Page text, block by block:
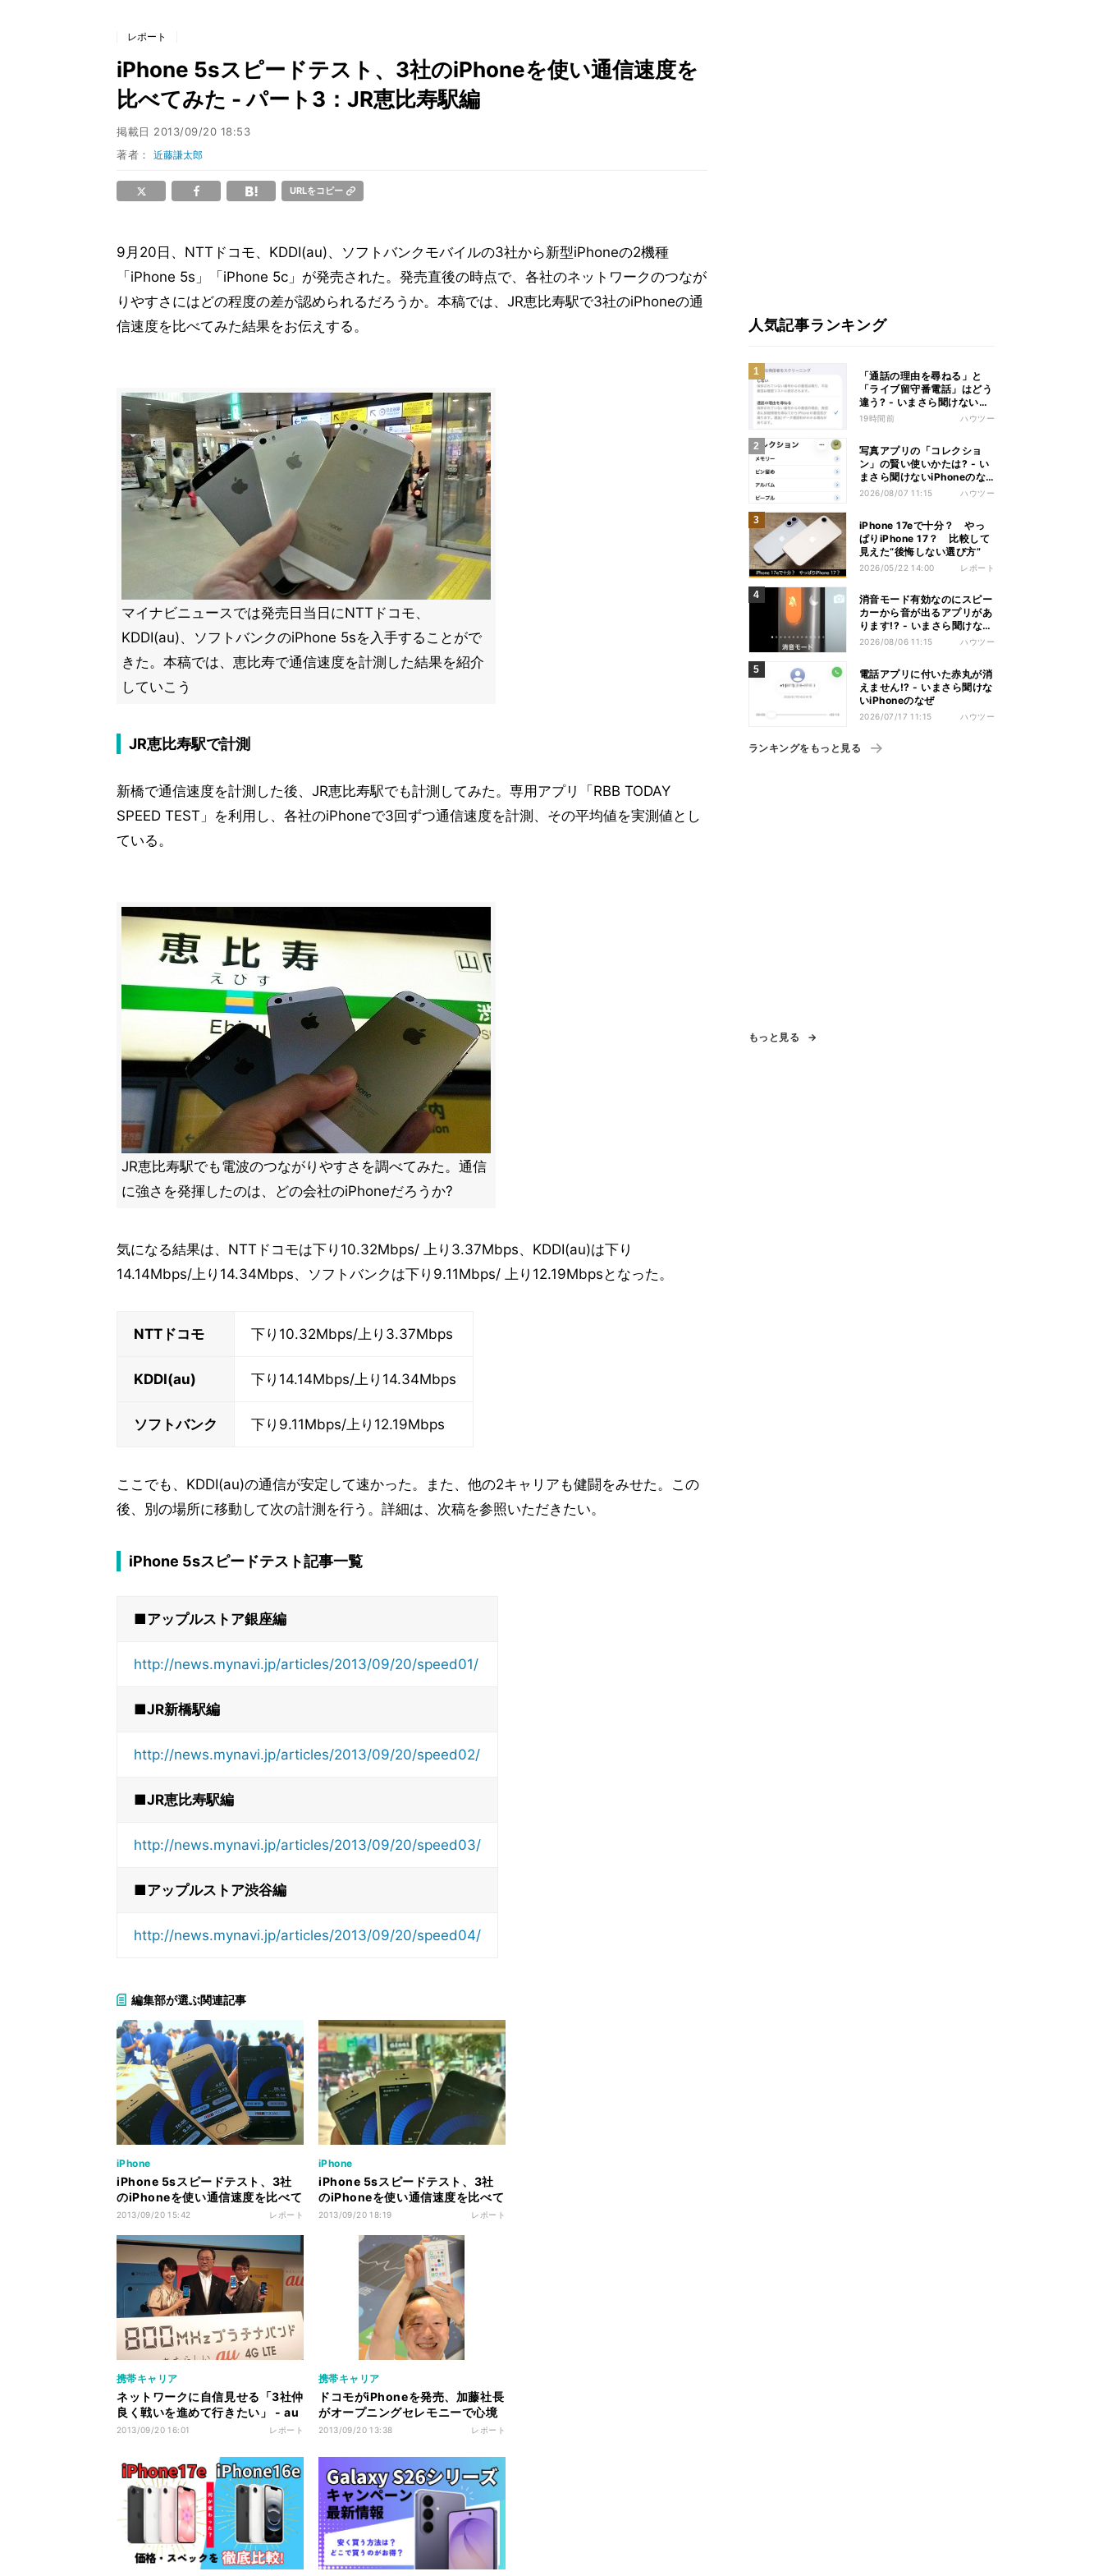
レポート
iPhone 5sスピードテスト、3社のiPhoneを使い通信速度を
比べてみた - パート3：JR恵比寿駅編
掲載日 2013/09/20 18:53
著者：近藤謙太郎
URLをコピー
9月20日、NTTドコモ、KDDI(au)、ソフトバンクモバイルの3社から新型iPhoneの2機種
「iPhone 5s」「iPhone 5c」が発売された。発売直後の時点で、各社のネットワークのつなが
りやすさにはどの程度の差が認められるだろうか。本稿では、JR恵比寿駅で3社のiPhoneの通
信速度を比べてみた結果をお伝えする。
マイナビニュースでは発売日当日にNTTドコモ、
KDDI(au)、ソフトバンクのiPhone 5sを入手することがで
きた。本稿では、恵比寿で通信速度を計測した結果を紹介
していこう
JR恵比寿駅で計測
新橋で通信速度を計測した後、JR恵比寿駅でも計測してみた。専用アプリ「RBB TODAY
SPEED TEST」を利用し、各社のiPhoneで3回ずつ通信速度を計測、その平均値を実測値とし
ている。
JR恵比寿駅でも電波のつながりやすさを調べてみた。通信
に強さを発揮したのは、どの会社のiPhoneだろうか?
気になる結果は、NTTドコモは下り10.32Mbps/ 上り3.37Mbps、KDDI(au)は下り
14.14Mbps/上り14.34Mbps、ソフトバンクは下り9.11Mbps/ 上り12.19Mbpsとなった。
NTTドコモ 下り10.32Mbps/上り3.37Mbps
KDDI(au) 下り14.14Mbps/上り14.34Mbps
ソフトバンク 下り9.11Mbps/上り12.19Mbps
ここでも、KDDI(au)の通信が安定して速かった。また、他の2キャリアも健闘をみせた。この
後、別の場所に移動して次の計測を行う。詳細は、次稿を参照いただきたい。
iPhone 5sスピードテスト記事一覧
■アップルストア銀座編
http://news.mynavi.jp/articles/2013/09/20/speed01/
■JR新橋駅編
http://news.mynavi.jp/articles/2013/09/20/speed02/
■JR恵比寿駅編
http://news.mynavi.jp/articles/2013/09/20/speed03/
■アップルストア渋谷編
http://news.mynavi.jp/articles/2013/09/20/speed04/
編集部が選ぶ関連記事
iPhone
iPhone 5sスピードテスト、3社
のiPhoneを使い通信速度を比べて
みた - パート1：アップルストア銀
2013/09/20 15:42 レポート
iPhone
iPhone 5sスピードテスト、3社
のiPhoneを使い通信速度を比べて
みた - パート2：JR新橋駅編
2013/09/20 18:19 レポート
携帯キャリア
ネットワークに自信見せる「3社仲
良く戦いを進めて行きたい」 - au
iPhone発売イベント
2013/09/20 16:01 レポート
携帯キャリア
ドコモがiPhoneを発売、加藤社長
がオープニングセレモニーで心境
を語る
2013/09/20 13:38 レポート
人気記事ランキング
「通話の理由を尋ねる」と
「ライブ留守番電話」はどう
違う? - いまさら聞けない
iPhoneのなぜ
19時間前 ハウツー
写真アプリの「コレクショ
ン」の賢い使いかたは? - い
まさら聞けないiPhoneのな
ぜ
2026/08/07 11:15 ハウツー
iPhone 17eで十分？ やっ
ぱりiPhone 17？ 比較して
見えた“後悔しない選び方”
2026/05/22 14:00 レポート
消音モード有効なのにスピー
カーから音が出るアプリがあ
ります!? - いまさら聞けない
iPhoneのなぜ
2026/08/06 11:15 ハウツー
電話アプリに付いた赤丸が消
えません!? - いまさら聞けな
いiPhoneのなぜ
2026/07/17 11:15 ハウツー
ランキングをもっと見る
もっと見る